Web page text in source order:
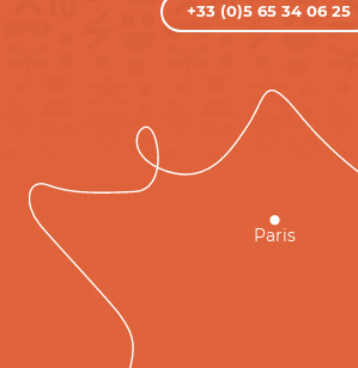
+33 (0)5 65 34 06 25
Paris